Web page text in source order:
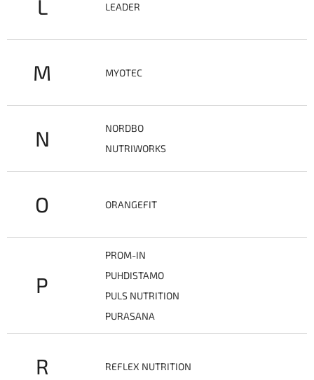
L LEADER
M MYOTEC
N
NORDBO
NUTRIWORKS
O ORANGEFIT
P
PROM-IN
PUHDISTAMO
PULS NUTRITION
PURASANA
R REFLEX NUTRITION